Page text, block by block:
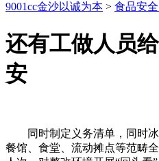
9001cc金沙以诚为本 > 食品安
还有工做人员
安
同时制定义务清单，同时冰
餐馆、食堂、流动摊点等范畴